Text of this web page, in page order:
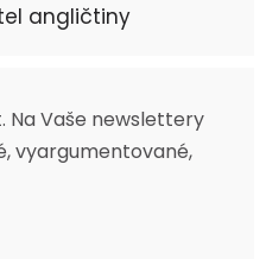
angličtiny
Na Vaše newslettery
vyargumentované,